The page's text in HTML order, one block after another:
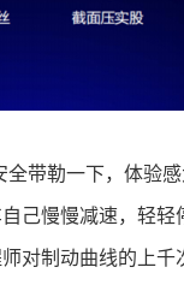
带勒一下，体验感
己慢慢减速，轻轻
对制动曲线的上千